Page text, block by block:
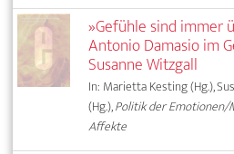
»Gefühle sind immer
Antonio Damasio im
Susanne Witzgall
In: Marietta Kesting (Hg.),
(Hg.),Politik der Emotionen/
Affekte